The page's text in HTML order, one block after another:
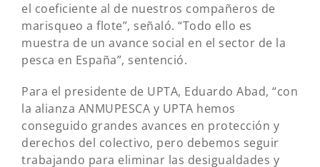
el coeficiente al de nuestros compañeros de
marisqueo a flote”, señaló. “Todo ello es
muestra de un avance social en el sector de la
pesca en España”, sentenció.
Para el presidente de UPTA, Eduardo Abad, “con
la alianza ANMUPESCA y UPTA hemos
conseguido grandes avances en protección y
derechos del colectivo, pero debemos seguir
trabajando para eliminar las desigualdades y